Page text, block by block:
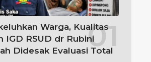
Warga, Kualitas
IGD RSUD dr Rubini
Didesak Evaluasi Total